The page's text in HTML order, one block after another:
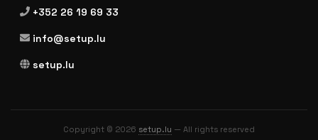
+352 26 19 69 33
info@setup.lu
setup.lu
Copyright © 2026 setup.lu — All rights reserved